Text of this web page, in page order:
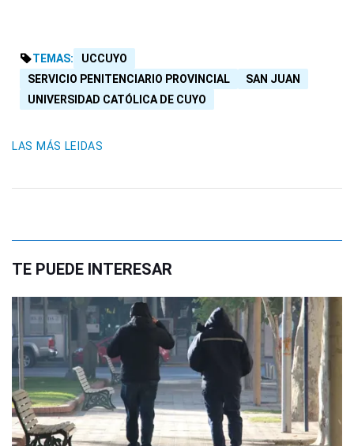
TEMAS:
UCCUYO
SERVICIO PENITENCIARIO PROVINCIAL
SAN JUAN
UNIVERSIDAD CATÓLICA DE CUYO
LAS MÁS LEIDAS
TE PUEDE INTERESAR